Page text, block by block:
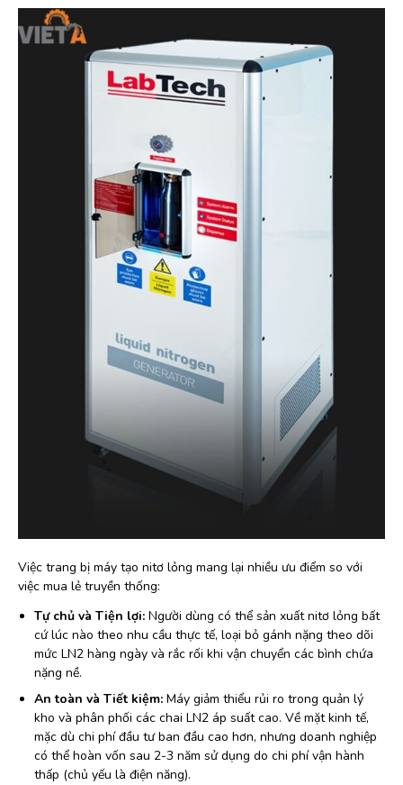
Việc trang bị máy tạo nitơ lỏng mang lại nhiều ưu điểm so với
việc mua lẻ truyền thống:
Tự chủ và Tiện lợi: Người dùng có thể sản xuất nitơ lỏng bất
cứ lúc nào theo nhu cầu thực tế, loại bỏ gánh nặng theo dõi
mức LN2 hàng ngày và rắc rối khi vận chuyển các bình chứa
nặng nề.
An toàn và Tiết kiệm: Máy giảm thiểu rủi ro trong quản lý
kho và phân phối các chai LN2 áp suất cao. Về mặt kinh tế,
mặc dù chi phí đầu tư ban đầu cao hơn, nhưng doanh nghiệp
có thể hoàn vốn sau 2-3 năm sử dụng do chi phí vận hành
thấp (chủ yếu là điện năng).